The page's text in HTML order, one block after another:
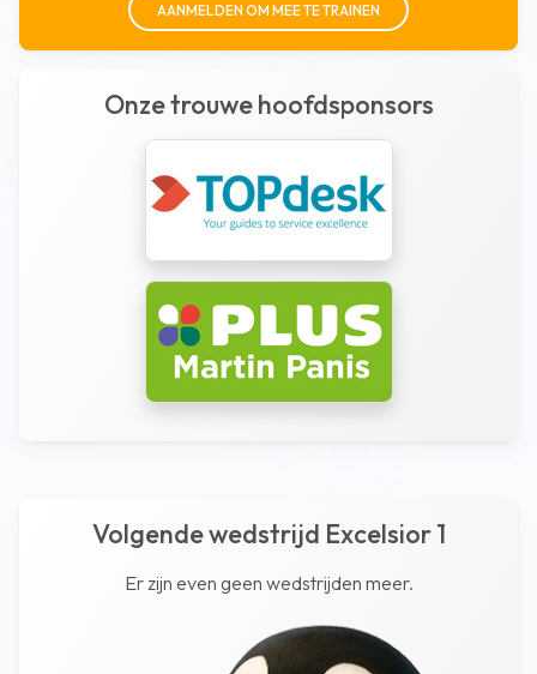
AANMELDEN OM MEE TE TRAINEN
Onze trouwe hoofdsponsors
Volgende wedstrijd Excelsior 1
Er zijn even geen wedstrijden meer.